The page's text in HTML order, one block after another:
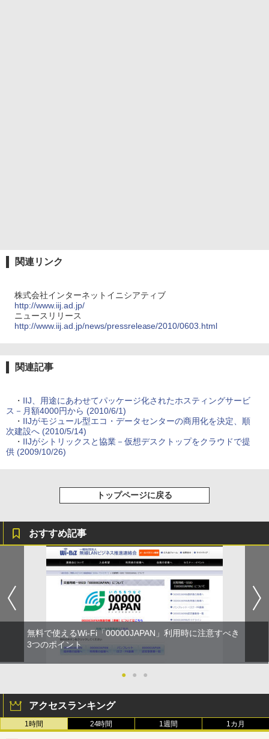
関連リンク
株式会社インターネットイニシアティブ
http://www.iij.ad.jp/
ニュースリリース
http://www.iij.ad.jp/news/pressrelease/2010/0603.html
関連記事
・ IIJ、用途にあわせてパッケージ化されたホスティングサービ
ス－月額4000円から (2010/6/1)
・ IIJがモジュール型エコ・データセンターの商用化を決定、順
次建設へ (2010/5/14)
・ IIJがシトリックスと協業－仮想デスクトップをクラウドで提
供 (2009/10/26)
トップページに戻る
おすすめ記事
無料で使えるWi-Fi「00000JAPAN」利用時に注意すべき
3つのポイント
● ● ●
アクセスランキング
1時間 24時間 1週間 1カ月